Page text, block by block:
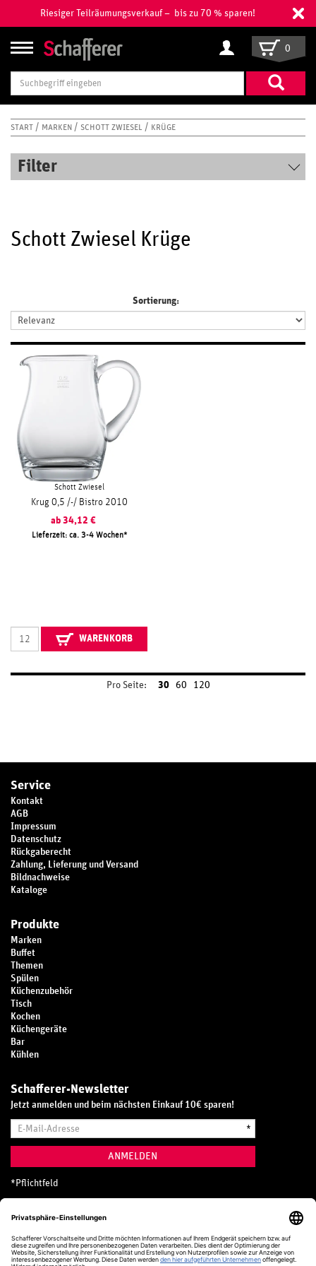
Riesiger Teilräumungsverkauf – bis zu 70 % sparen!
Suchbegriff
eingeben
0
START MARKEN SCHOTT ZWIESEL KRÜGE
Filter
Schott Zwiesel Krüge
Sortierung:
Schott Zwiesel
Krug 0,5 /-/ Bistro 2010
ab 34,12 €
Lieferzeit: ca. 3-4 Wochen
WARENKORB
Pro Seite: 30 60 120
Service
Kontakt
AGB
Impressum
Datenschutz
Rückgaberecht
Zahlung, Lieferung und Versand
Bildnachweise
Kataloge
Produkte
Marken
Buffet
Themen
Spülen
Küchenzubehör
Tisch
Kochen
Küchengeräte
Bar
Kühlen
Schafferer-Newsletter
Jetzt anmelden und beim nächsten Einkauf 10€ sparen!
Mail-
*
ANMELDEN
* Pflichtfeld
Hotline
0800 20 70 300 (D)
Kostenlos aus dem deutschen Festnetz